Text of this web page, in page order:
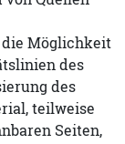
die Möglichkeit
des
des
teilweise
Seiten,